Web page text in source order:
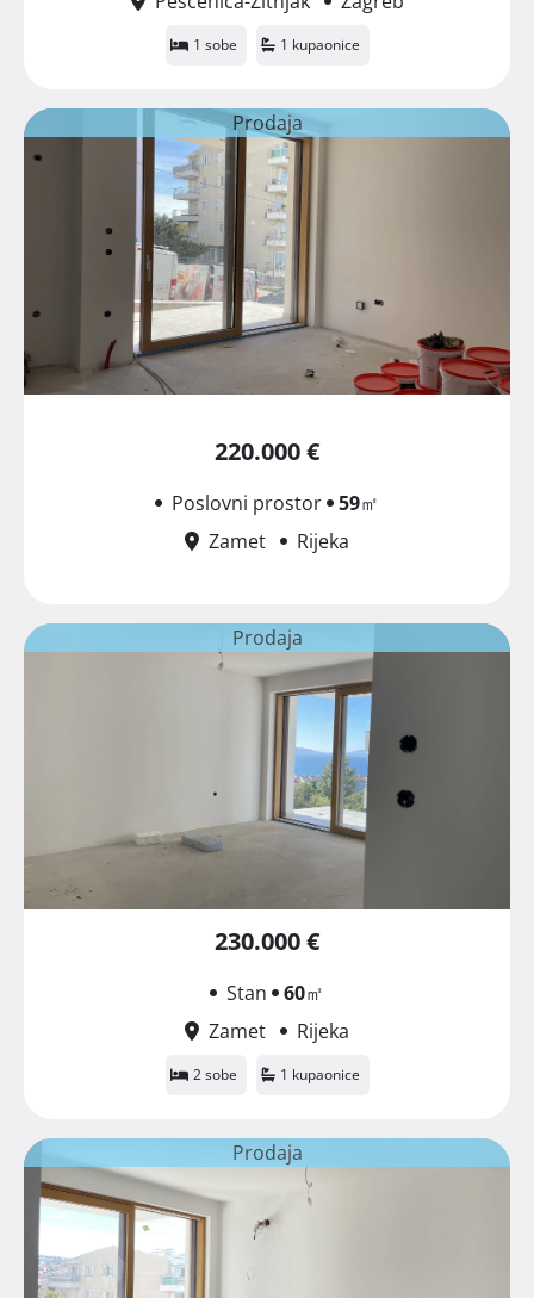
1 sobe 1 kupaonice
Prodaja
220.000 €
Poslovni prostor 59㎡
Zamet
Rijeka
Prodaja
230.000 €
Stan 60㎡
Zamet
Rijeka
2 sobe 1 kupaonice
Prodaja